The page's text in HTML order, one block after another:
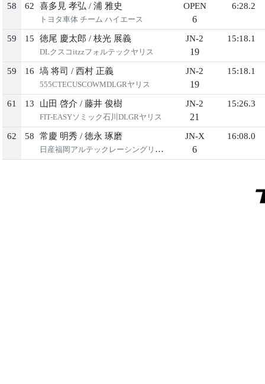
58 62 喜多⾒ 孝弘 / 浦 雅史
トヨタ⾞体 チーム ハイエース
OPEN
6
6:28.2
59 15 徳尾 慶太郎 / 枝光 展義
DLクスコitzzフォルテックヤリス
JN-2
19
15:18.1
59 16 塙 将司 / ⻄村 正義
555CTECUSCOWMDLGRヤリス
JN-2
19
15:18.1
61 13 ⼭⽥ 啓介 / 藤井 俊樹
FIT-EASYソミック⽯川DLGRヤリス
JN-2
21
15:26.3
62 58 常慶 明秀 / 徳永 琢磨
⽇産福岡アルテックレーシングリーフ
JN-X
6
16:08.0